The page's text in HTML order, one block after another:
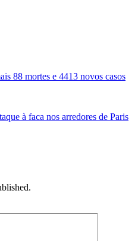
88 mortes e 4413 novos casos
à faca nos arredores de Paris